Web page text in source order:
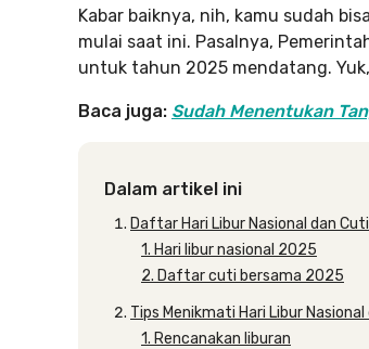
Kabar baiknya, nih, kamu sudah
mulai saat ini. Pasalnya,
untuk tahun 2025 mendatang.
Baca juga: Sudah Menentukan
Dalam artikel ini
Daftar Hari Libur Nasional dan
1. Hari libur nasional 2025
2. Daftar cuti bersama 2025
Tips Menikmati Hari Libur
1. Rencanakan liburan